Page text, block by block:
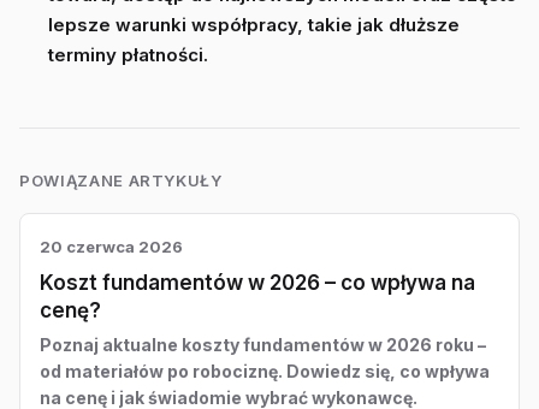
lepsze warunki współpracy, takie jak dłuższe
terminy płatności.
POWIĄZANE ARTYKUŁY
20 czerwca 2026
Koszt fundamentów w 2026 – co wpływa na
cenę?
Poznaj aktualne koszty fundamentów w 2026 roku –
od materiałów po robociznę. Dowiedz się, co wpływa
na cenę i jak świadomie wybrać wykonawcę.